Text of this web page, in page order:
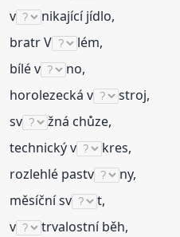
v
nikající jídlo,
bratr V
lém,
bílé v
no,
horolezecká v
stroj,
sv
žná chůze,
technický v
kres,
rozlehlé pastv
ny,
měsíční sv
t,
v
trvalostní běh,